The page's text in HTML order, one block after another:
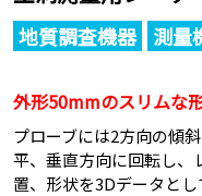
地質調査機器 測量
外形50mmのスリムな
プローブには2方向の傾
平、垂直方向に回転し、
置、形状を3Dデータとし